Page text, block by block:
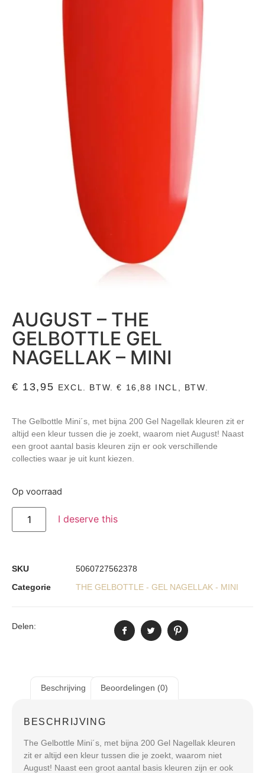
AUGUST – THE
GELBOTTLE GEL
NAGELLAK – MINI
€ 13,95 EXCL. BTW.€ 16,88 INCL, BTW.
The Gelbottle Mini´s, met bijna 200 Gel Nagellak kleuren zit er
altijd een kleur tussen die je zoekt, waarom niet August! Naast
een groot aantal basis kleuren zijn er ook verschillende
collecties waar je uit kunt kiezen.
Op voorraad
I deserve this
SKU
5060727562378
Categorie
THE GELBOTTLE - GEL NAGELLAK - MINI
Delen:
Beschrijving Beoordelingen (0)
BESCHRIJVING
The Gelbottle Mini´s, met bijna 200 Gel Nagellak kleuren
zit er altijd een kleur tussen die je zoekt, waarom niet
August! Naast een groot aantal basis kleuren zijn er ook